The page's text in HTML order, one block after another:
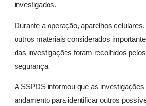
investigados.
Durante a operação, aparelhos
outros materiais considerados
das investigações foram recolhidos
segurança.
A SSPDS informou que as
andamento para identificar outros